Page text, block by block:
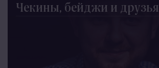
Чекины, бейджи и друзья